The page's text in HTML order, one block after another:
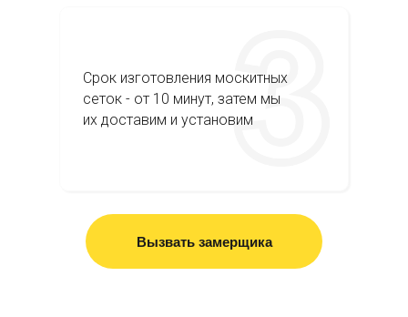
Срок изготовления москитных
сеток - от 10 минут, затем мы
их доставим и установим
Вызвать замерщика